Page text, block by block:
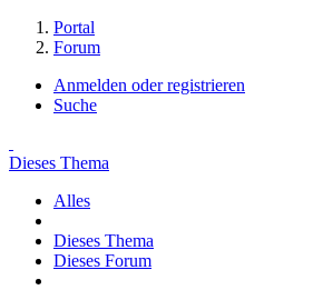
Portal
Forum
Anmelden oder registrieren
Suche
Dieses Thema
Alles
Dieses Thema
Dieses Forum